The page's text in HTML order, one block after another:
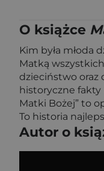
O książce
Kim była młoda
Matką
dzieciństwo oraz
historyczne fakty
Matki Bożej” to
To historia
Autor o